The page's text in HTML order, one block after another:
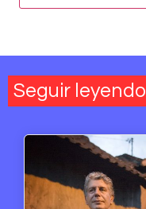
Seguir leyendo